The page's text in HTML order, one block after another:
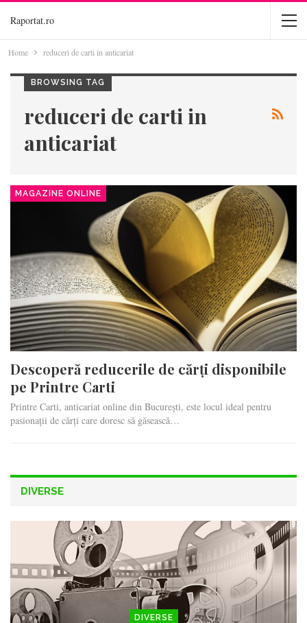
Raportat.ro
Home reduceri de carti in anticariat
BROWSING TAG
reduceri de carti in
anticariat
MAGAZINE ONLINE
Descoperă reducerile de cărți disponibile
pe Printre Carti
Printre Carti, anticariat online din București, este locul ideal pentru
pasionații de cărți care doresc să găsească…
DIVERSE
DIVERSE